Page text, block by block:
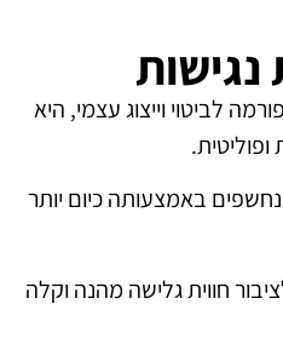
לביטוי וייצוג עצמי, היא
באמצעותה כיום יותר
חווית גלישה מהנה וקלה